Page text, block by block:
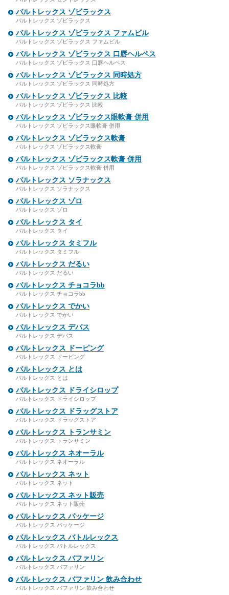
バルトレックス ゾビラックス
バルトレックス ゾビラックス
バルトレックス ゾビラックス ファムビル
バルトレックス ゾビラックス ファムビル
バルトレックス ゾビラックス 口唇ヘルペス
バルトレックス ゾビラックス 口唇ヘルペス
バルトレックス ゾビラックス 同時処方
バルトレックス ゾビラックス 同時処方
バルトレックス ゾビラックス 比較
バルトレックス ゾビラックス 比較
バルトレックス ゾビラックス眼軟膏 併用
バルトレックス ゾビラックス眼軟膏 併用
バルトレックス ゾビラックス軟膏
バルトレックス ゾビラックス軟膏
バルトレックス ゾビラックス軟膏 併用
バルトレックス ゾビラックス軟膏 併用
バルトレックス ソラナックス
バルトレックス ソラナックス
バルトレックス ゾロ
バルトレックス ゾロ
バルトレックス タイ
バルトレックス タイ
バルトレックス タミフル
バルトレックス タミフル
バルトレックス だるい
バルトレックス だるい
バルトレックス チョコラbb
バルトレックス チョコラbb
バルトレックス でかい
バルトレックス でかい
バルトレックス デパス
バルトレックス デパス
バルトレックス ドーピング
バルトレックス ドーピング
バルトレックス とは
バルトレックス とは
バルトレックス ドライシロップ
バルトレックス ドライシロップ
バルトレックス ドラッグストア
バルトレックス ドラッグストア
バルトレックス トランサミン
バルトレックス トランサミン
バルトレックス ネオーラル
バルトレックス ネオーラル
バルトレックス ネット
バルトレックス ネット
バルトレックス ネット販売
バルトレックス ネット販売
バルトレックス パッケージ
バルトレックス パッケージ
バルトレックス バトルレックス
バルトレックス バトルレックス
バルトレックス バファリン
バルトレックス バファリン
バルトレックス バファリン 飲み合わせ
バルトレックス バファリン 飲み合わせ